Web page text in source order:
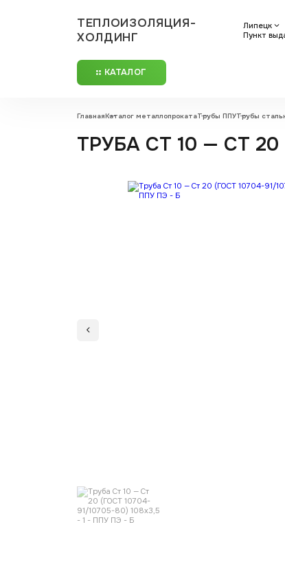
ТЕПЛОИЗОЛЯЦИЯ-
ХОЛДИНГ
Липецк
Пункт
КАТАЛОГ
ГлавнаяКаталог металлопрокатаТрубы ППУТрубы
ТРУБА СТ 10 — СТ 20